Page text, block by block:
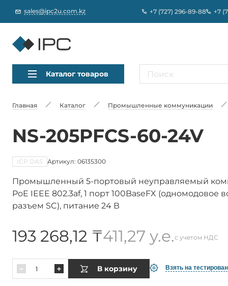
sales@ipc2u.com.kz +7 (727) 296-89-88 +7
Каталог товаров
Главная Каталог Промышленные коммуникации
NS-205PFCS-60-24V
ICP DAS Артикул: 06135300
Промышленный 5-портовый неуправляемый
PoE IEEE 802.3af, 1 порт 100BaseFX (одномодовое
разъем SC), питание 24 В
193 268,12 ₸411,27 у.е.с учетом НДС
В корзину Взять на